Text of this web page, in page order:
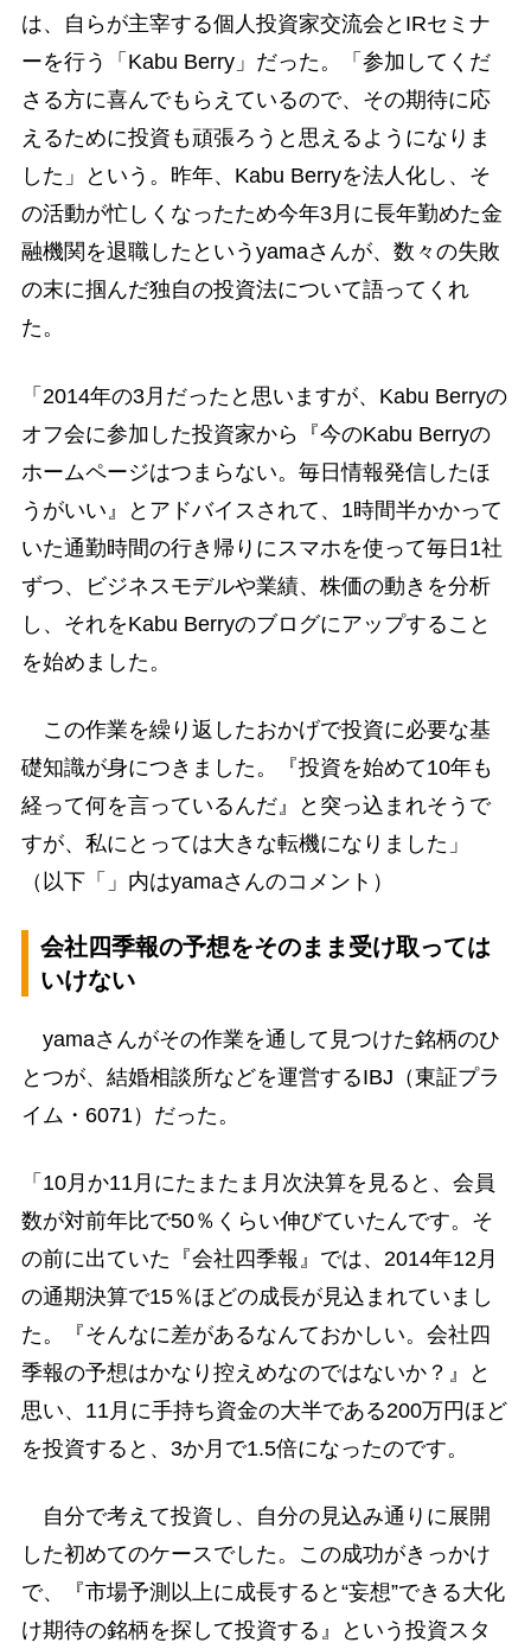
は、自らが主宰する個人投資家交流会とIRセミナ
ーを行う「Kabu Berry」だった。「参加してくだ
さる方に喜んでもらえているので、その期待に応
えるために投資も頑張ろうと思えるようになりま
した」という。昨年、Kabu Berryを法人化し、そ
の活動が忙しくなったため今年3月に長年勤めた金
融機関を退職したというyamaさんが、数々の失敗
の末に掴んだ独自の投資法について語ってくれ
た。
「2014年の3月だったと思いますが、Kabu Berryの
オフ会に参加した投資家から『今のKabu Berryの
ホームページはつまらない。毎日情報発信したほ
うがいい』とアドバイスされて、1時間半かかって
いた通勤時間の行き帰りにスマホを使って毎日1社
ずつ、ビジネスモデルや業績、株価の動きを分析
し、それをKabu Berryのブログにアップすること
を始めました。
この作業を繰り返したおかげで投資に必要な基
礎知識が身につきました。『投資を始めて10年も
経って何を言っているんだ』と突っ込まれそうで
すが、私にとっては大きな転機になりました」
（以下「」内はyamaさんのコメント）
会社四季報の予想をそのまま受け取っては
いけない
yamaさんがその作業を通して見つけた銘柄のひ
とつが、結婚相談所などを運営するIBJ（東証プラ
イム・6071）だった。
「10月か11月にたまたま月次決算を見ると、会員
数が対前年比で50％くらい伸びていたんです。そ
の前に出ていた『会社四季報』では、2014年12月
の通期決算で15％ほどの成長が見込まれていまし
た。『そんなに差があるなんておかしい。会社四
季報の予想はかなり控えめなのではないか？』と
思い、11月に手持ち資金の大半である200万円ほど
を投資すると、3か月で1.5倍になったのです。
自分で考えて投資し、自分の見込み通りに展開
した初めてのケースでした。この成功がきっかけ
で、『市場予測以上に成長すると“妄想”できる大化
け期待の銘柄を探して投資する』という投資スタ